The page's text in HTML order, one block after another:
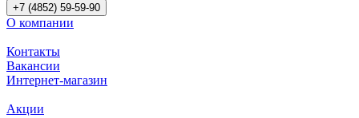
+7 (4852) 59-59-90
О компании
Контакты
Вакансии
Интернет-магазин
Акции